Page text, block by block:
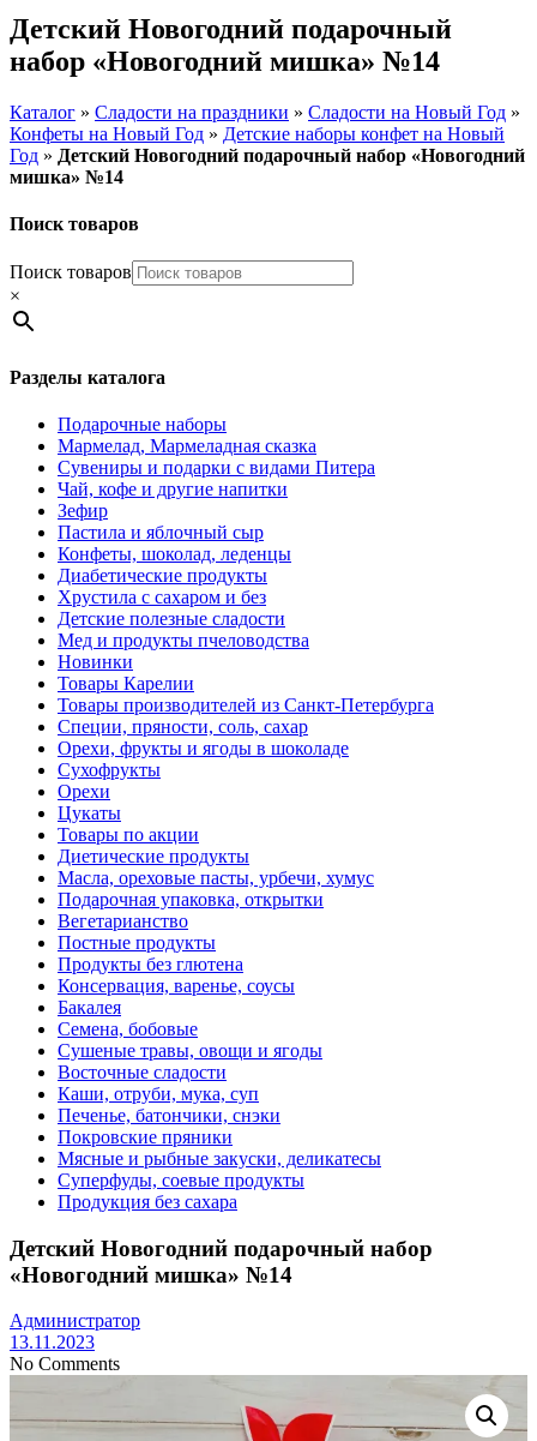
Детский Новогодний подарочный
набор «Новогодний мишка» №14
Каталог » Сладости на праздники » Сладости на Новый Год »
Конфеты на Новый Год » Детские наборы конфет на Новый
Год » Детский Новогодний подарочный набор «Новогодний
мишка» №14
Поиск товаров
Поиск товаров
×
Разделы каталога
Подарочные наборы
Мармелад, Мармеладная сказка
Сувениры и подарки с видами Питера
Чай, кофе и другие напитки
Зефир
Пастила и яблочный сыр
Конфеты, шоколад, леденцы
Диабетические продукты
Хрустила с сахаром и без
Детские полезные сладости
Мед и продукты пчеловодства
Новинки
Товары Карелии
Товары производителей из Санкт-Петербурга
Специи, пряности, соль, сахар
Орехи, фрукты и ягоды в шоколаде
Сухофрукты
Орехи
Цукаты
Товары по акции
Диетические продукты
Масла, ореховые пасты, урбечи, хумус
Подарочная упаковка, открытки
Вегетарианство
Постные продукты
Продукты без глютена
Консервация, варенье, соусы
Бакалея
Семена, бобовые
Сушеные травы, овощи и ягоды
Восточные сладости
Каши, отруби, мука, суп
Печенье, батончики, снэки
Покровские пряники
Мясные и рыбные закуски, деликатесы
Суперфуды, соевые продукты
Продукция без сахара
Детский Новогодний подарочный набор
«Новогодний мишка» №14
Администратор
13.11.2023
No Comments